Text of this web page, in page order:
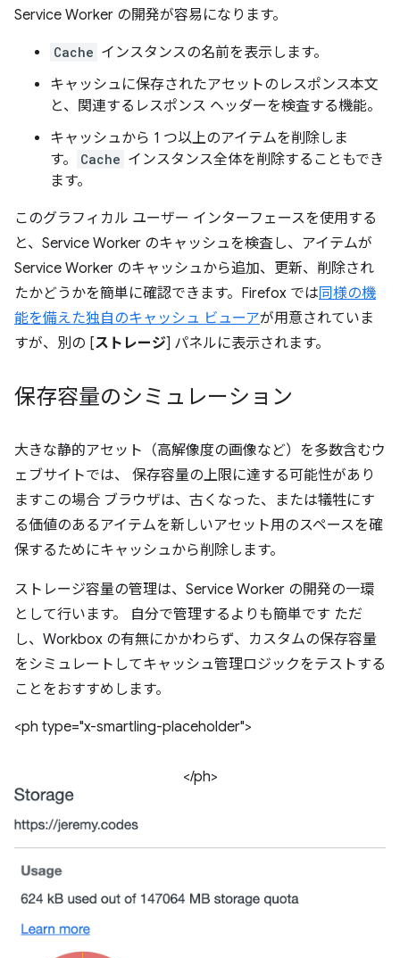
Service Worker の開発が容易になります。
Cache インスタンスの名前を表示します。
キャッシュに保存されたアセットのレスポンス本文
と、関連するレスポンス ヘッダーを検査する機能。
キャッシュから 1 つ以上のアイテムを削除しま
す。
Cache インスタンス全体を削除することもでき
ます。
このグラフィカル ユーザー インターフェースを使用する
と、Service Worker のキャッシュを検査し、アイテムが
Service Worker のキャッシュから追加、更新、削除され
たかどうかを簡単に確認できます。Firefox では同様の機
能を備えた独自のキャッシュ ビューアが用意されていま
すが、別の [ストレージ] パネルに表示されます。
保存容量のシミュレーション
大きな静的アセット（高解像度の画像など）を多数含むウ
ェブサイトでは、 保存容量の上限に達する可能性があり
ますこの場合 ブラウザは、古くなった、または犠牲にす
る価値のあるアイテムを新しいアセット用のスペースを確
保するためにキャッシュから削除します。
ストレージ容量の管理は、Service Worker の開発の一環
として行います。 自分で管理するよりも簡単です ただ
し、Workbox の有無にかかわらず、カスタムの保存容量
をシミュレートしてキャッシュ管理ロジックをテストする
ことをおすすめします。
<ph type="x-smartling-placeholder">
</ph>